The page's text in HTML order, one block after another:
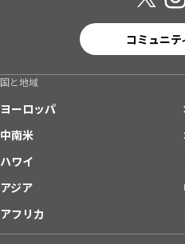
コミュニテ
国と地域
ヨーロッパ
中南米
ハワイ
アジア
アフリカ